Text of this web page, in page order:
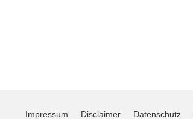
Impressum Disclaimer Datenschutz